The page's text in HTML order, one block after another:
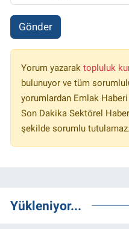
Gönder
Yorum yazarak topluluk
bulunuyor ve tüm
yorumlardan Emlak
Son Dakika Sektörel
şekilde sorumlu tutulamaz.
Yükleniyor...